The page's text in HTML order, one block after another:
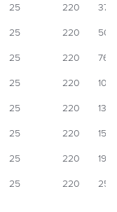
25 220
25 220
25 220
25 220
25 220
25 220
25 220
25 220